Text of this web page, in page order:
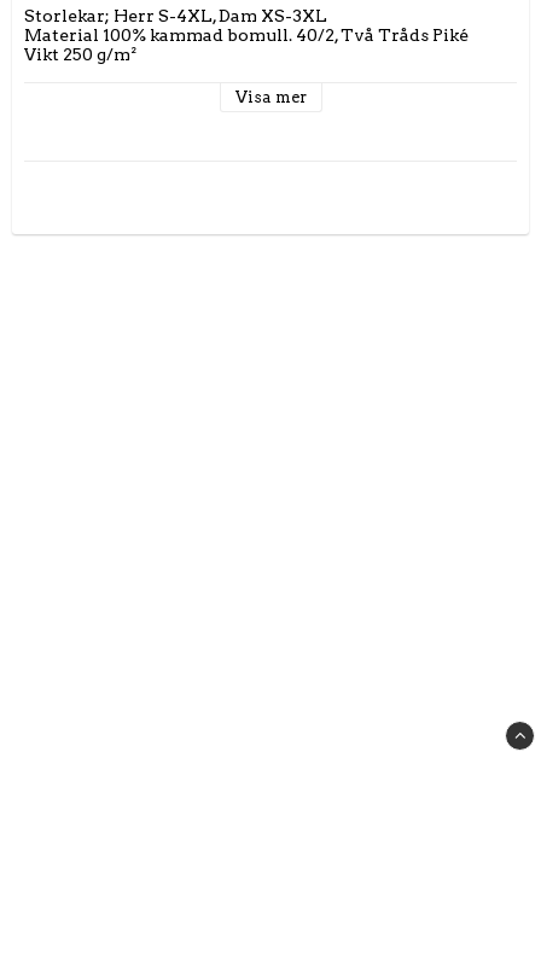
Storlekar; Herr S-4XL, Dam XS-3XL
Material 100% kammad bomull. 40/2, Två Tråds Piké
Vikt 250 g/m²
Visa mer